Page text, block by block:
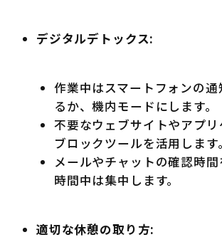
デジタルデトックス:
作業中はスマートフォンの
るか、機内モードにします。
不要なウェブサイトやアプ
ブロックツールを活用します。
メールやチャットの確認時
時間中は集中します。
適切な休憩の取り方: